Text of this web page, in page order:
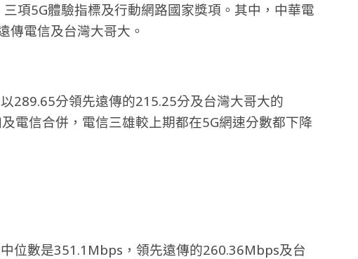
三項5G體驗指標及行動網路國家獎項。其中，中華電
傳電信及台灣大哥大。
289.65分領先遠傳的215.25分及台灣大哥大的
電信合併，電信三雄較上期都在5G網速分數都下降
位數是351.1Mbps，領先遠傳的260.36Mbps及台